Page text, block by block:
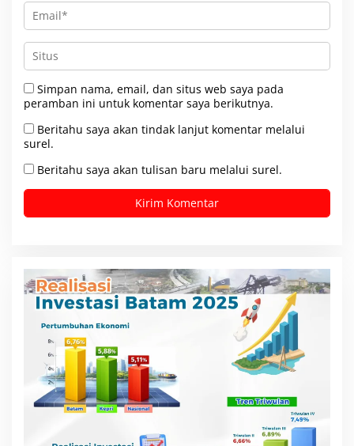
Simpan nama, email, dan situs web saya pada
peramban ini untuk komentar saya berikutnya.
Beritahu saya akan tindak lanjut komentar melalui
surel.
Beritahu saya akan tulisan baru melalui surel.